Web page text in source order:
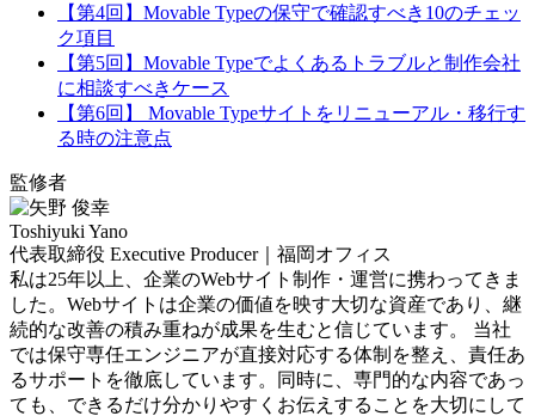
【第4回】Movable Typeの保守で確認すべき10のチェッ
ク項目
【第5回】Movable Typeでよくあるトラブルと制作会社
に相談すべきケース
【第6回】 Movable Typeサイトをリニューアル・移行す
る時の注意点
監修者
Toshiyuki Yano
代表取締役 Executive Producer｜福岡オフィス
私は25年以上、企業のWebサイト制作・運営に携わってきま
した。Webサイトは企業の価値を映す大切な資産であり、継
続的な改善の積み重ねが成果を生むと信じています。 当社
では保守専任エンジニアが直接対応する体制を整え、責任あ
るサポートを徹底しています。同時に、専門的な内容であっ
ても、できるだけ分かりやすくお伝えすることを大切にして